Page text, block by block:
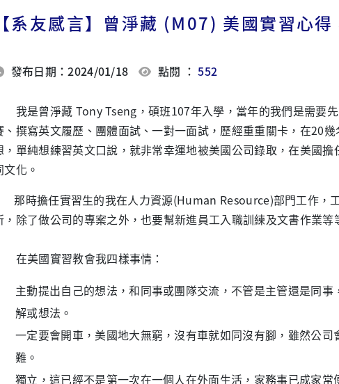
【系友感言】曾淨藏 (M07) 美國實習心
發布日期：2024/01/18 點閱 ：552
我是曾淨藏 Tony Tseng，碩班107年入學，當年的我們是需要
、撰寫英文履歷、團體面試、一對一面試，歷經重重關卡，在20
，單純想練習英文口說，就非常幸運地被美國公司錄取，在美國
文化。
那時擔任實習生的我在人力資源(Human Resource)部門工作，
，除了做公司的專案之外，也要幫新進員工入職訓練及文書作業等
在美國實習教會我四樣事情：
主動提出自己的想法，和同事或團隊交流，不管是主管還是同
解或想法。
一定要會開車，美國地大無窮，沒有車就如同沒有腳，雖然公
難。
獨立，這已經不是第一次在一個人在外面生活，家務事已成家